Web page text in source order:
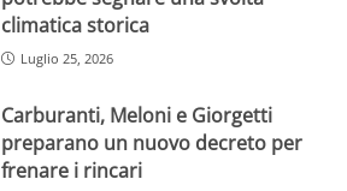
climatica storica
Luglio 25, 2026
Carburanti, Meloni e Giorgetti
preparano un nuovo decreto per
frenare i rincari